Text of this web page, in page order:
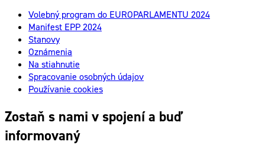
Volebný program do EUROPARLAMENTU 2024
Manifest EPP 2024
Stanovy
Oznámenia
Na stiahnutie
Spracovanie osobných údajov
Používanie cookies
Zostaň s nami v spojení a buď
informovaný